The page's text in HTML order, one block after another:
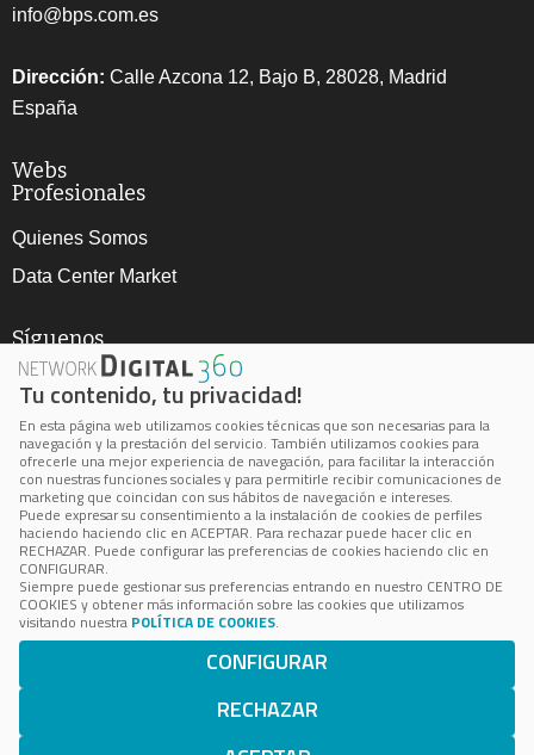
info@bps.com.es
Dirección: Calle Azcona 12, Bajo B, 28028, Madrid
España
Webs
Profesionales
Quienes Somos
Data Center Market
Síguenos
Aviso Legal
Política de privacidad
Política de cookie
Cookie Center
BPS está inscrita en el Registro Mercantil de Madrid, Volumen
Número de Identificación Fiscal: B-85062503 © 2023 BPS
Tu contenido, tu privacidad!
En esta página web utilizamos cookies técnicas que son necesarias para la
navegación y la prestación del servicio. También utilizamos cookies para
ofrecerle una mejor experiencia de navegación, para facilitar la interacción
con nuestras funciones sociales y para permitirle recibir comunicaciones de
marketing que coincidan con sus hábitos de navegación e intereses.
Puede expresar su consentimiento a la instalación de cookies de perfiles
haciendo haciendo clic en ACEPTAR. Para rechazar puede hacer clic en
RECHAZAR. Puede configurar las preferencias de cookies haciendo clic en
CONFIGURAR.
Siempre puede gestionar sus preferencias entrando en nuestro CENTRO DE
COOKIES y obtener más información sobre las cookies que utilizamos
visitando nuestra POLÍTICA DE COOKIES.
CONFIGURAR
RECHAZAR